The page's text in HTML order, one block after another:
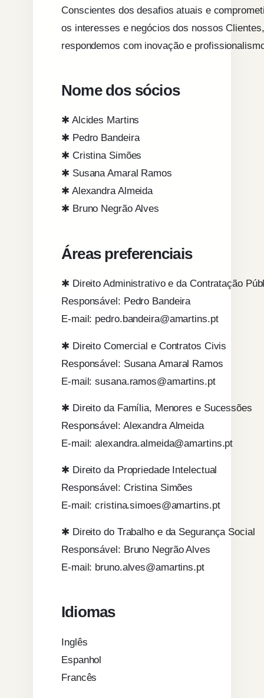
Conscientes dos desafios atuais e
os interesses e negócios dos nossos Clientes,
respondemos com inovação e
Nome dos sócios
✱ Alcides Martins
✱ Pedro Bandeira
✱ Cristina Simões
✱ Susana Amaral Ramos
✱ Alexandra Almeida
✱ Bruno Negrão Alves
Áreas preferenciais
✱ Direito Administrativo e da Contratação
Responsável: Pedro Bandeira
E-mail: pedro.bandeira@amartins.pt
✱ Direito Comercial e Contratos Civis
Responsável: Susana Amaral Ramos
E-mail: susana.ramos@amartins.pt
✱ Direito da Família, Menores e Sucessões
Responsável: Alexandra Almeida
E-mail: alexandra.almeida@amartins.pt
✱ Direito da Propriedade Intelectual
Responsável: Cristina Simões
E-mail: cristina.simoes@amartins.pt
✱ Direito do Trabalho e da Segurança Social
Responsável: Bruno Negrão Alves
E-mail: bruno.alves@amartins.pt
Idiomas
Inglês
Espanhol
Francês